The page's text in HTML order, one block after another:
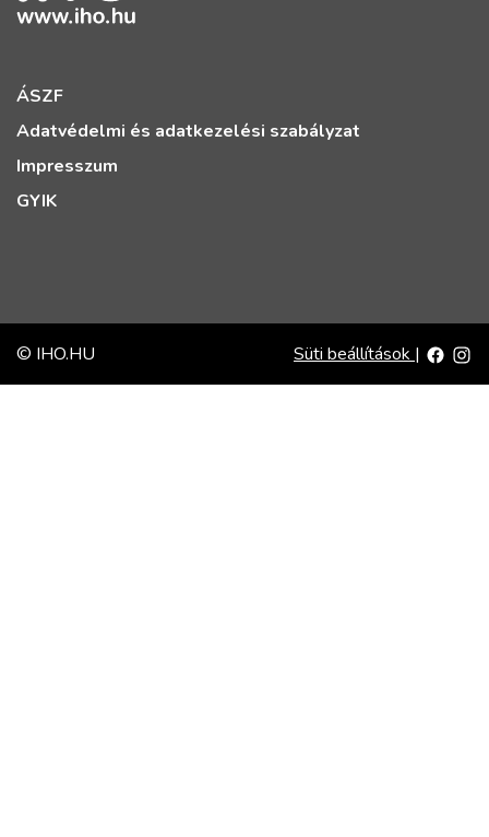
ÁSZF
Adatvédelmi és adatkezelési szabályzat
Impresszum
GYIK
© IHO.HU Süti beállítások |